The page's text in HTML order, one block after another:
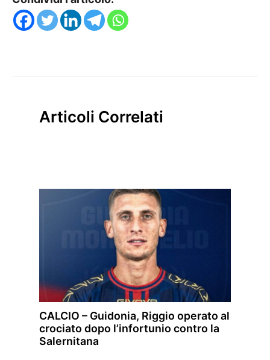
Articoli Correlati
CALCIO – Guidonia, Riggio operato al
crociato dopo l’infortunio contro la
Salernitana